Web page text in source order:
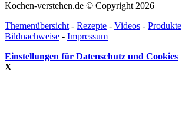
Kochen-verstehen.de © Copyright 2026
Themenübersicht - Rezepte - Videos - Produkte
Bildnachweise - Impressum
Einstellungen für Datenschutz und Cookies
X